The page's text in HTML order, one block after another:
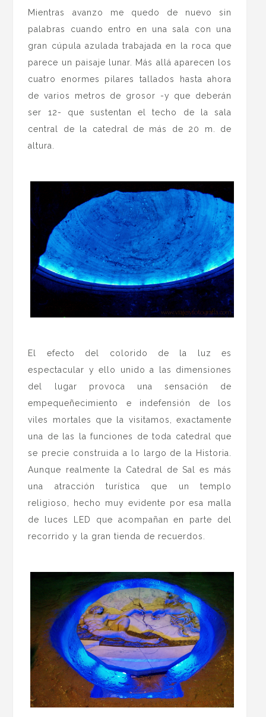
Mientras avanzo me quedo de nuevo sin
palabras cuando entro en una sala con una
gran cúpula azulada trabajada en la roca que
parece un paisaje lunar. Más allá aparecen los
cuatro enormes pilares tallados hasta ahora
de varios metros de grosor -y que deberán
ser 12- que sustentan el techo de la sala
central de la catedral de más de 20 m. de
altura.
El efecto del colorido de la luz es
espectacular y ello unido a las dimensiones
del lugar provoca una sensación de
empequeñecimiento e indefensión de los
viles mortales que la visitamos, exactamente
una de las la funciones de toda catedral que
se precie construida a lo largo de la Historia.
Aunque realmente la Catedral de Sal es más
una atracción turística que un templo
religioso, hecho muy evidente por esa malla
de luces LED que acompañan en parte del
recorrido y la gran tienda de recuerdos.